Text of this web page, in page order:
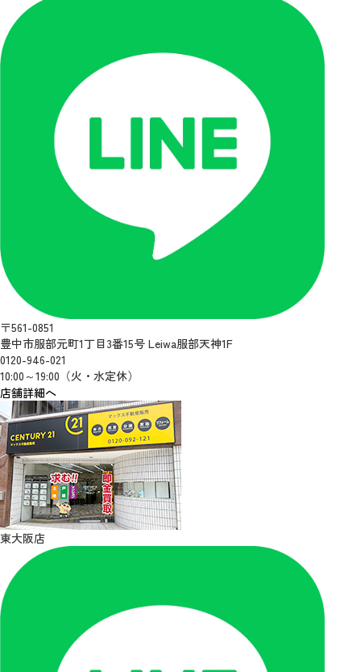
〒561-0851
豊中市服部元町1丁目3番15号 Leiwa服部天神1F
0120-946-021
10:00～19:00（火・水定休）
店舗詳細へ
東大阪店